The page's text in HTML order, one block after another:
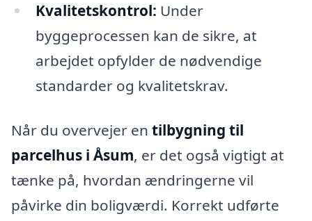
Kvalitetskontrol: Under
byggeprocessen kan de sikre, at
arbejdet opfylder de nødvendige
standarder og kvalitetskrav.
Når du overvejer en tilbygning til
parcelhus i Åsum, er det også vigtigt at
tænke på, hvordan ændringerne vil
påvirke din boligværdi. Korrekt udførte